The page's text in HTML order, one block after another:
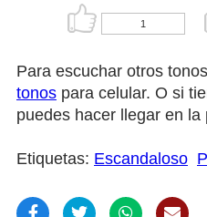
1
Para escuchar otros
tonos para celular. O si
puedes hacer llegar en la
Etiquetas: Escandaloso